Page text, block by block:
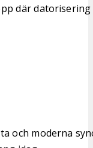
där
och moderna